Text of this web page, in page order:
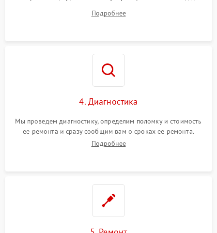
Подробнее
4. Диагностика
Мы проведем диагностику, определим поломку и стоимость
ее ремонта и сразу сообщим вам о сроках ее ремонта.
Подробнее